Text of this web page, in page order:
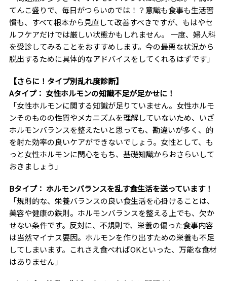
てんこ盛りで、毎日がつらいのでは！？意識も食事も生活習
慣も、すべて根本から見直して改善すべきですが、もはやセ
ルフケアだけでは厳しい状態かもしれません。 一度、婦人科
を受診してみることをおすすめします。今の最悪な状況から
脱出するために具体的なアドバイスをしてくれるはずです」
【さらに！タイプ別乱れ度診断】
Aタイプ： 女性ホルモンの知識不足が足かせに！
「女性ホルモンに関する知識が足りていません。女性ホルモ
ンそのものの性質やメカニズムを理解していないため、いざ
ホルモンバランスを整えたいと思っても、勘違いが多く、的
を射た効率の良いケアができないでしょう。女性として、も
っと女性ホルモンに関心をもち、基礎知識からおさらいして
おきましょう」
Bタイプ： ホルモンバランスを乱す食生活を送っています！
「規則的な、栄養バランスの良い食生活を心掛けることは、
美容や健康の鉄則。ホルモンバランスを整える上でも、欠か
せない条件です。反対に、不規則で、栄養の偏った食事内容
は当然マイナス要因。ホルモンを作り出すための栄養も不足
してしまいます。これさえ食べればOKといった、万能な食材
はありません」